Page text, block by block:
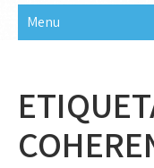
Menu